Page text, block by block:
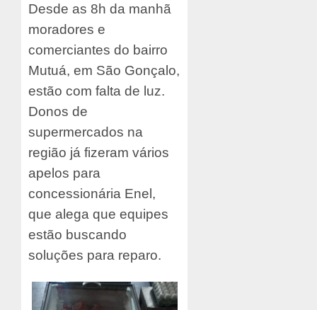
Desde as 8h da manhã
moradores e
comerciantes do bairro
Mutuá, em São Gonçalo,
estão com falta de luz.
Donos de
supermercados na
região já fizeram vários
apelos para
concessionária Enel,
que alega que equipes
estão buscando
soluções para reparo.